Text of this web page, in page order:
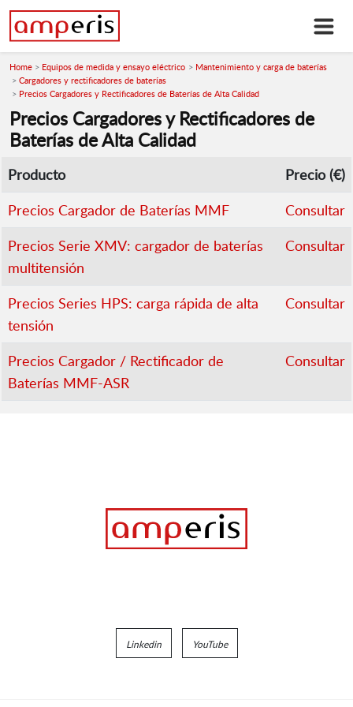
Home Equipos de medida y ensayo eléctrico
Mantenimiento y carga de baterías
Cargadores y rectificadores de baterías
Precios Cargadores y Rectificadores de Baterías de Alta Calidad
Precios Cargadores y Rectificadores de
Baterías de Alta Calidad
Producto
Precio (€)
Precios Cargador de Baterías MMF
Consultar
Precios Serie XMV: cargador de baterías
multitensión
Consultar
Precios Series HPS: carga rápida de alta
tensión
Consultar
Precios Cargador / Rectificador de
Baterías MMF-ASR
Consultar
Linkedin YouTube